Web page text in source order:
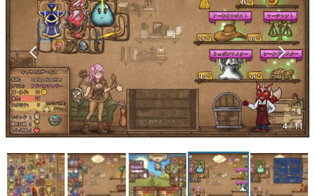
マンガ
女性向け
アプリレビュー
その他
電ファミニコゲーマーとは？
運営：株式会社マレ
4 / 11